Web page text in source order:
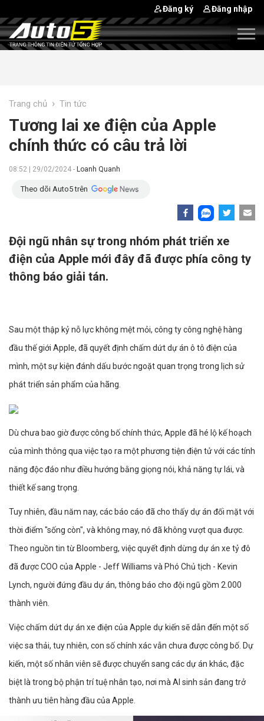
Đăng ký Đăng nhập
Trang chủ › Tin tức
Tương lai xe điện của Apple
chính thức có câu trả lời
08:52 | 29/02/2024 - Loanh Quanh
Theo dõi Auto5 trên
Đội ngũ nhân sự trong nhóm phát triển xe
điện của Apple mới đây đã được phía công ty
thông báo giải tán.
Sau một thập kỷ nỗ lực không mệt mỏi, công ty công nghệ hàng
đầu thế giới Apple, đã quyết định chấm dứt dự án ô tô điện của
mình, một sự kiện đánh dấu bước ngoặt quan trọng trong lịch sử
phát triển sản phẩm của hãng.
Dù chưa bao giờ được công bố chính thức, Apple đã hé lộ kế hoạch
của mình thông qua việc tạo ra một phương tiện điện tử với các tính
năng độc đáo như điều hướng bằng giọng nói, khả năng tự lái, và
thiết kế sang trọng.
Tuy nhiên, đầu năm nay, các báo cáo đã cho thấy dự án đối mặt với
thời điểm "sống còn", và không may, nó đã không vượt qua được.
Theo nguồn tin từ Bloomberg, việc quyết định dừng dự án xe tỷ đô
đã được COO của Apple - Jeff Williams và Phó Chủ tịch - Kevin
Lynch, người đứng đầu dự án, thông báo cho đội ngũ gồm 2.000
thành viên.
Việc chấm dứt dự án xe điện của Apple dự kiến sẽ dẫn đến một số
việc sa thải, tuy nhiên, con số chính xác vẫn chưa được công bố. Dự
kiến, một số nhân viên sẽ được chuyển sang các dự án khác, đặc
biệt là trong bộ phận trí tuệ nhân tạo, nơi mà AI sinh sản đang trở
thành ưu tiên hàng đầu của Apple.